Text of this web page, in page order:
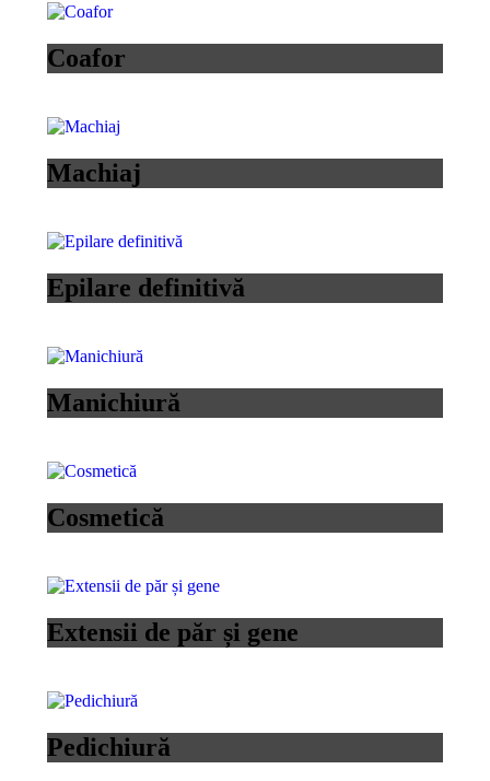
Coafor
Machiaj
Epilare definitivă
Manichiură
Cosmetică
Extensii de păr și gene
Pedichiură